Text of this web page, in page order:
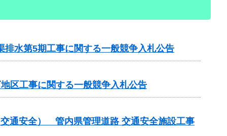
水第5期工事に関する一般競争入札公告
区工事に関する一般競争入札公告
通安全） 管内県管理道路 交通安全施設工事